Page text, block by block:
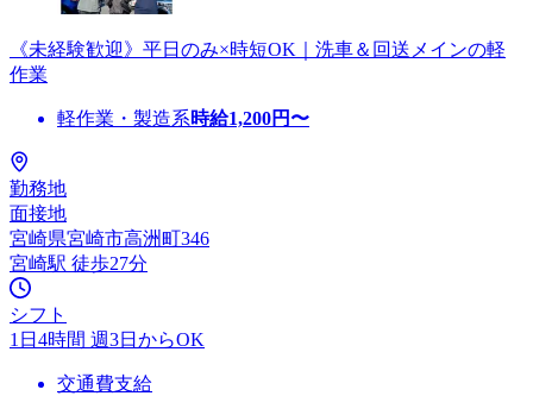
《未経験歓迎》平日のみ×時短OK｜洗車＆回送メインの軽
作業
軽作業・製造系時給1,200円〜
勤務地
面接地
宮崎県宮崎市高洲町346
宮崎駅 徒歩27分
シフト
1日4時間 週3日からOK
交通費支給